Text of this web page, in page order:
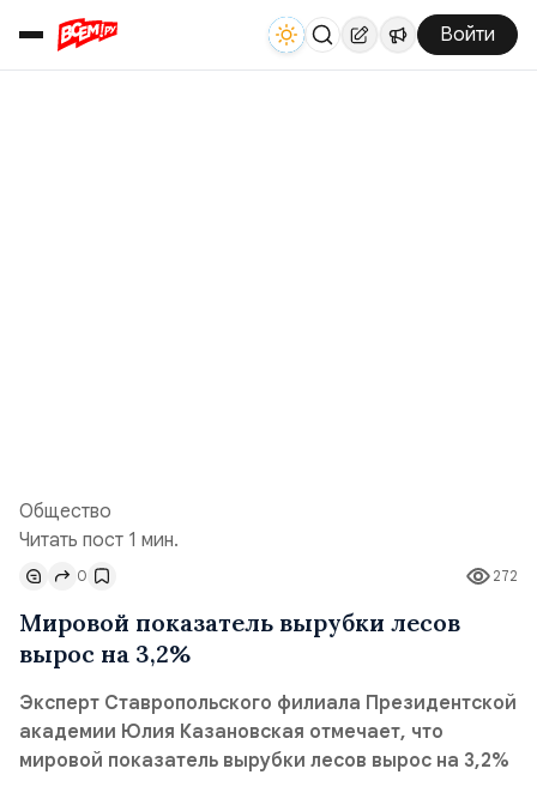
Войти
Общество
Читать пост 1 мин.
272
0
Мировой показатель вырубки лесов
вырос на 3,2%
Эксперт Ставропольского филиала Президентской
академии Юлия Казановская отмечает, что
мировой показатель вырубки лесов вырос на 3,2%